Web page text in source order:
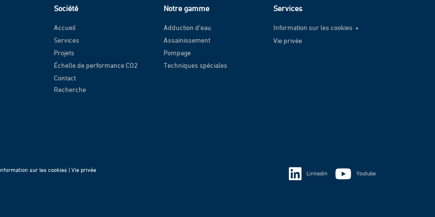
Société
Accueil
Services
Projets
Échelle de performance CO2
Contact
Recherche
Notre gamme
Adduction d’eau
Assainissement
Pompage
Techniques spéciales
Services
Information sur les cookies
Information sur les cookies
Vie privée
sur les cookies | Vie privée
Linkedin Youtube